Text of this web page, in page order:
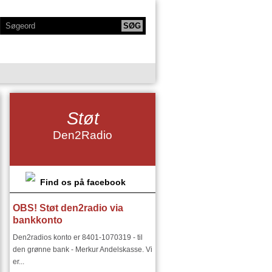
NY SERIE - BODYTALK
NY SERIE OM HAFNIA
KLANGKAMMERET
DEN2RADIO - SNART 18 ÅR
I ØSTEUROPA I 1900 TALLET
Støt
Den2Radio
Find os på facebook
OBS! Støt den2radio via
bankkonto
Den2radios konto er 8401-1070319 - til
den grønne bank - Merkur Andelskasse. Vi
er...